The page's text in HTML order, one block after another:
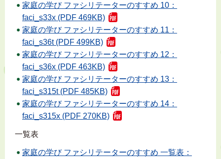
家庭の学び ファシリテーターのすすめ 10：
faci_s33x (PDF 469KB)
家庭の学び ファシリテーターのすすめ 11：
faci_s36t (PDF 499KB)
家庭の学び ファシリテーターのすすめ 12：
faci_s36x (PDF 463KB)
家庭の学び ファシリテーターのすすめ 13：
faci_s315t (PDF 485KB)
家庭の学び ファシリテーターのすすめ 14：
faci_s315x (PDF 270KB)
一覧表
家庭の学び ファシリテーターのすすめ 一覧表：